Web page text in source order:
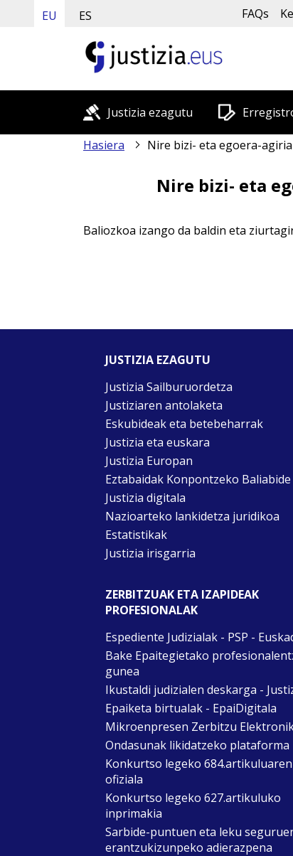
EU ES FAQs
Justizia ezagutu
Hasiera Nire bizi- eta egoera-agiriaren ziurtagiria
Nire bizi- eta
Baliozkoa izango da baldin eta
JUSTIZIA EZAGUTU
Justizia Sailburuordetza
Justiziaren antolaketa
Eskubideak eta betebeharrak
Justizia eta euskara
Justizia Europan
Eztabaidak Konpontzeko
Justizia digitala
Nazioarteko lankidetza juridikoa
Estatistikak
Justizia irisgarria
ZERBITZUAK ETA IZAPIDEAK
PROFESIONALAK
Espediente Judizialak - PSP -
Bake Epaitegietako
gunea
Ikustaldi judizialen deskarga -
Epaiketa birtualak - EpaiDigitala
Mikroenpresen Zerbitzu
Ondasunak likidatzeko plataforma
Konkurtso legeko
ofiziala
Konkurtso legeko 627.artikuluko
inprimakia
Sarbide-puntuen eta leku
erantzukizunpeko adierazpena